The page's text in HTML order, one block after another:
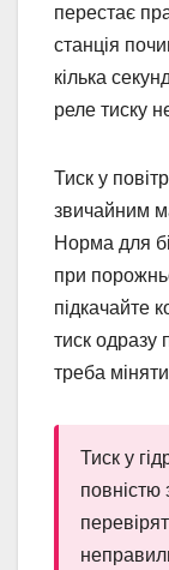
перестає
станція
кілька
реле тиску
Тиск у
звичайним
Норма для
при
підкачайте
тиск
треба
Тиск у
повністю